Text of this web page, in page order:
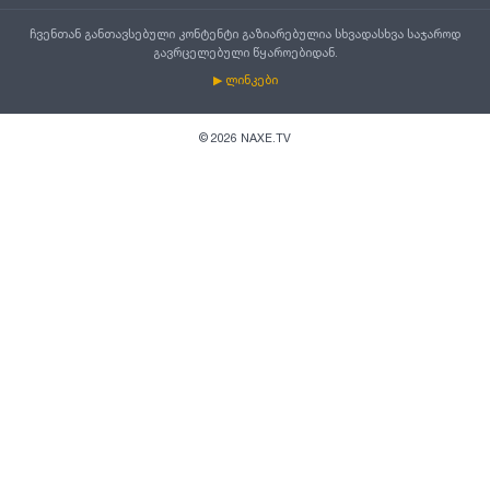
ჩვენთან განთავსებული კონტენტი გაზიარებულია სხვადასხვა საჯაროდ
გავრცელებული წყაროებიდან.
▶ ლინკები
© 2026 NAXE.TV